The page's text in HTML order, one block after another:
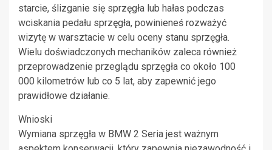
starcie, ślizganie się sprzęgła lub hałas podczas
wciskania pedału sprzęgła, powinieneś rozważyć
wizytę w warsztacie w celu oceny stanu sprzęgła.
Wielu doświadczonych mechaników zaleca również
przeprowadzenie przeglądu sprzęgła co około 100
000 kilometrów lub co 5 lat, aby zapewnić jego
prawidłowe działanie.
Wnioski
Wymiana sprzęgła w BMW 2 Seria jest ważnym